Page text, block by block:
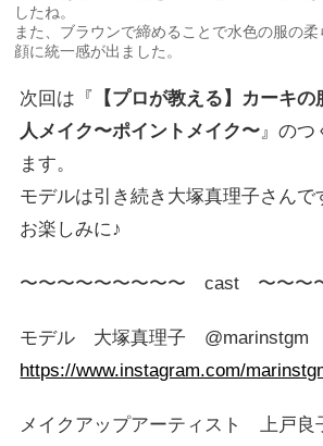
したね。
また、ブラウンで締めることで水色の服の
顔に統一感が出ました。
次回は『
【プロが教える】カーキ
人メイク〜ポイントメイク〜』のつ
ます。
モデルは引き続き大塚真理子さんで
お楽しみに♪
〜〜〜〜〜〜〜〜〜 cast 〜〜〜
モデル 大塚真理子 @marinstgm
https://www.instagram.com/
メイクアップアーティスト 上戸